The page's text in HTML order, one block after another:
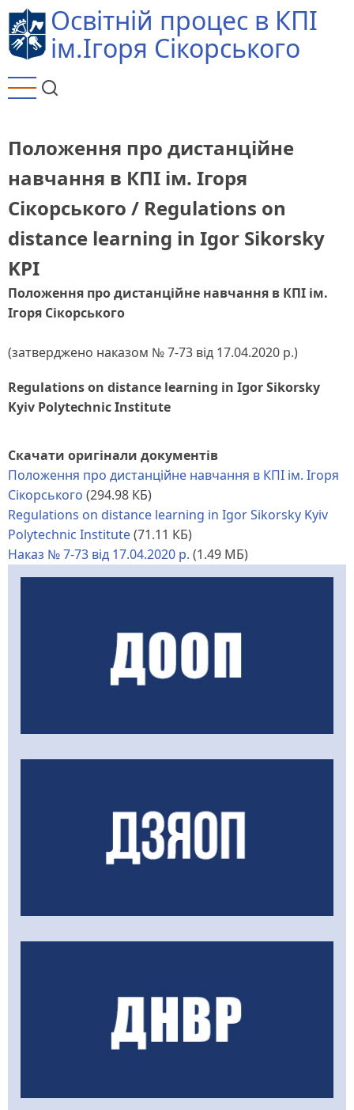
Перейти
до
основного
Освітній процес в КПІ
ім.Ігоря Сікорського
Положення про дистанційне
навчання в КПІ ім. Ігоря
Сікорського / Regulations on
distance learning in Igor Sikorsky
KPI
Положення про дистанційне навчання в КПІ ім.
Ігоря Сікорського
(затверджено наказом № 7-73 від 17.04.2020 р.)
Regulations on distance learning in Igor Sikorsky
Kyiv Polytechnic Institute
Скачати оригінали документів
Положення про дистанційне навчання в КПІ ім. Ігоря
Сікорського (294.98 КБ)
Regulations on distance learning in Igor Sikorsky Kyiv
Polytechnic Institute(71.11 КБ)
Наказ № 7-73 від 17.04.2020 р. (1.49 МБ)